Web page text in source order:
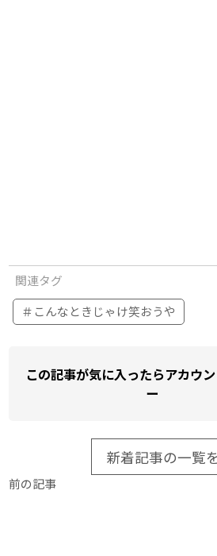
関連タグ
＃こんなときじゃけ笑おうや
この記事が気に入ったらアカウ
ー
新着記事の一覧
前の記事